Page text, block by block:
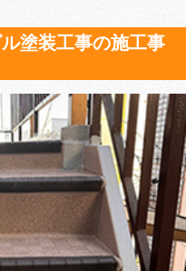
塗装工事の施工事